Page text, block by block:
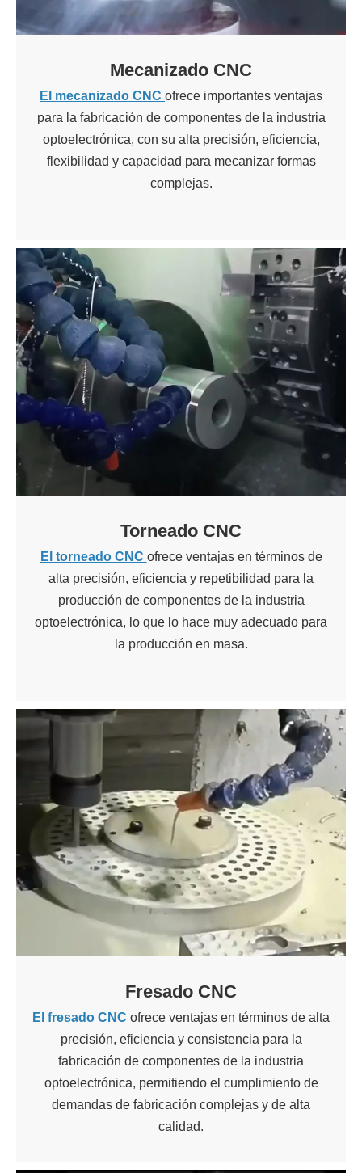
Mecanizado CNC
El mecanizado CNC ofrece importantes ventajas
para la fabricación de componentes de la industria
optoelectrónica, con su alta precisión, eficiencia,
flexibilidad y capacidad para mecanizar formas
complejas.
Torneado CNC
El torneado CNC ofrece ventajas en términos de
alta precisión, eficiencia y repetibilidad para la
producción de componentes de la industria
optoelectrónica, lo que lo hace muy adecuado para
la producción en masa.
Fresado CNC
El fresado CNC ofrece ventajas en términos de alta
precisión, eficiencia y consistencia para la
fabricación de componentes de la industria
optoelectrónica, permitiendo el cumplimiento de
demandas de fabricación complejas y de alta
calidad.